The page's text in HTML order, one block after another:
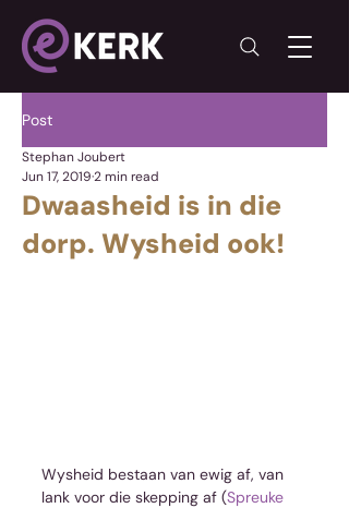
Post
Dwaasheid is in die
dorp. Wysheid ook!
Stephan Joubert
Jun 17, 20192 min read
Wysheid bestaan van ewig af, van
lank voor die skepping af (Spreuke